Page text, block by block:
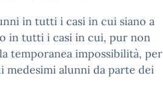
in tutti i casi in cui siano a
in tutti i casi in cui, pur non
temporanea impossibilità, per
medesimi alunni da parte dei